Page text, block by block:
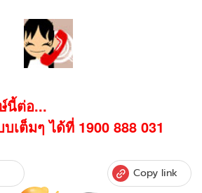
นี้ต่อ...
ต็มๆ ได้ที่ 1900 888 031
Copy link